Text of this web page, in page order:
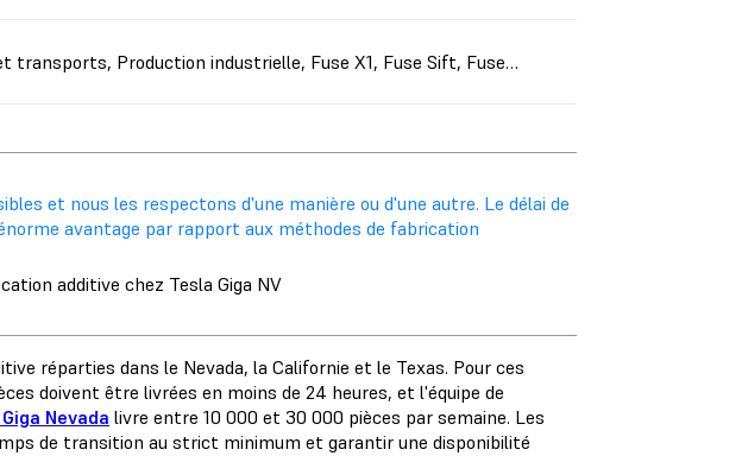
transports, Production industrielle, Fuse X1, Fuse Sift, Fuse Blast
et nous les respectons d'une manière ou d'une autre. Le délai de
avantage par rapport aux méthodes de fabrication
additive chez Tesla Giga NV
réparties dans le Nevada, la Californie et le Texas. Pour ces
doivent être livrées en moins de 24 heures, et l'équipe de
Nevada livre entre 10 000 et 30 000 pièces par semaine. Les
de transition au strict minimum et garantir une disponibilité